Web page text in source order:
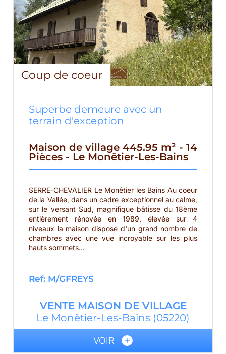
Coup de coeur
Superbe demeure avec un
terrain d'exception
Maison de village 445.95 m² - 14
Pièces - Le Monêtier-Les-Bains
SERRE-CHEVALIER Le Monêtier les Bains Au coeur
de la Vallée, dans un cadre exceptionnel au calme,
sur le versant Sud, magnifique bâtisse du 18ème
entièrement rénovée en 1989, élevée sur 4
niveaux la maison dispose d'un grand nombre de
chambres avec une vue incroyable sur les plus
hauts sommets...
Ref: M/GFREYS
VENTE MAISON DE VILLAGE
Le Monêtier-Les-Bains (05220)
VOIR